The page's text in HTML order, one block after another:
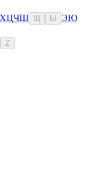
ХЦЧШ Ы ЭЮ
Z